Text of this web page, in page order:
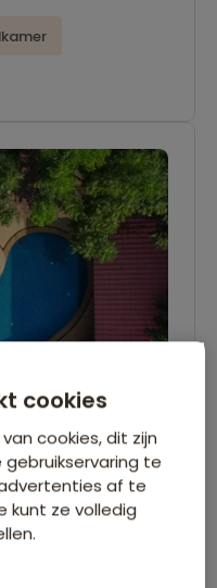
- Chiang
cookies
cookies, dit zijn
te
af te
kunt ze volledig